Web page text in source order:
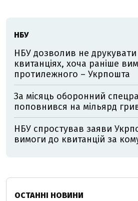
НБУ
НБУ дозволив не
квитанціях, хоча раніше
протилежного – Укрпошта
За місяць оборонний
поповнився на мільярд
НБУ спростував заяви
вимоги до квитанцій за
ОСТАННІ НОВИНИ